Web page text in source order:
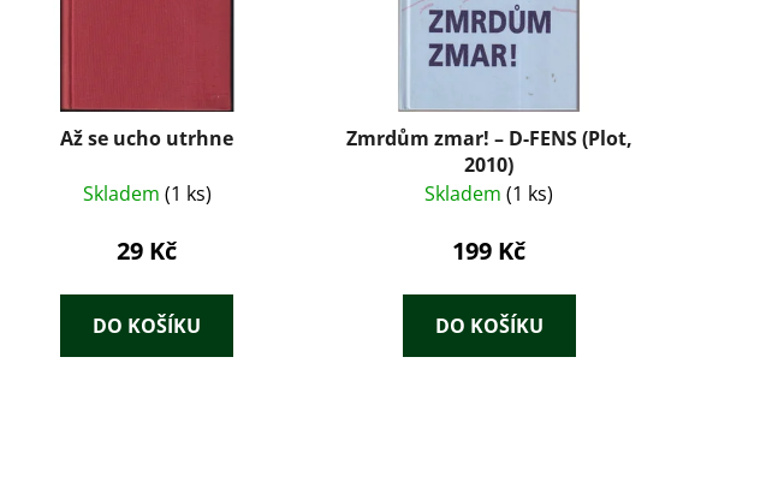
Až se ucho utrhne
Skladem (1 ks)
29 Kč
DO KOŠÍKU
Zmrdům zmar! – D-FENS (Plot,
2010)
Skladem(1 ks)
199 Kč
DO KOŠÍKU